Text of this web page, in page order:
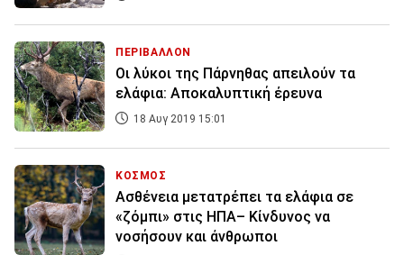
ΠΕΡΙΒΑΛΛΟΝ
Οι λύκοι της Πάρνηθας απειλούν τα
ελάφια: Αποκαλυπτική έρευνα
18 Αυγ 2019 15:01
ΚΟΣΜΟΣ
Ασθένεια μετατρέπει τα ελάφια σε
«ζόμπι» στις ΗΠΑ– Κίνδυνος να
νοσήσουν και άνθρωποι